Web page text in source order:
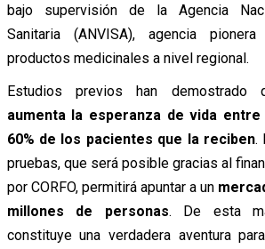
bajo supervisión de la Agencia
Sanitaria (ANVISA), agencia
productos medicinales a nivel regional.
Estudios previos han demostrado
aumenta la esperanza de vida
60% de los pacientes que la reciben.
pruebas, que será posible gracias al
por CORFO, permitirá apuntar a un
millones de personas. De esta
constituye una verdadera aventura